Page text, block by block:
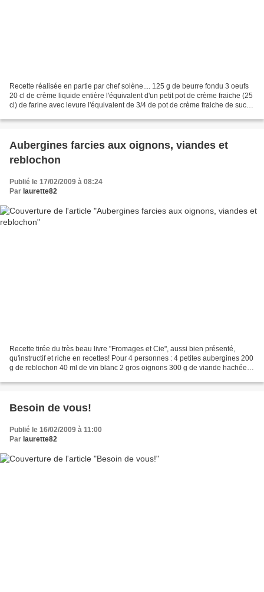
Recette réalisée en partie par chef solène.... 125 g de beurre fondu 3 oeufs
20 cl de crème liquide entière l'équivalent d'un petit pot de crème fraiche (25
cl) de farine avec levure l'équivalent de 3/4 de pot de crème fraiche de sucre
Aubergines farcies aux oignons, viandes et
reblochon
Publié le 17/02/2009 à 08:24
Par laurette82
Recette tirée du très beau livre "Fromages et Cie", aussi bien présenté,
qu'instructif et riche en recettes! Pour 4 personnes : 4 petites aubergines 200
g de reblochon 40 ml de vin blanc 2 gros oignons 300 g de viande hachée
Besoin de vous!
Publié le 16/02/2009 à 11:00
Par laurette82